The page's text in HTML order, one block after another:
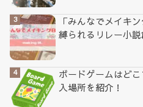
「みんなでメイキ
縛られるリレー小説
ボードゲームはど
入場所を紹介！